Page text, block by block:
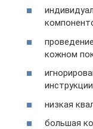
кожном
низкая
большая